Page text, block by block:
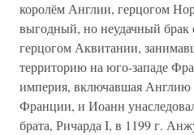
королём Англии, герцогом
выгодный, но неудачный
герцогом Аквитании,
территорию на юго-западе
империя, включавшая Англию
Франции, и Иоанн
брата, Ричарда I, в 1199 г.